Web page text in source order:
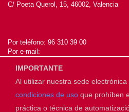
C/ Poeta Querol, 15, 46002, Valencia
Por teléfono: 96 310 39 00
Por e-mail:
© 2026Cámara de Valencia
IMPORTANTE
Al utilizar nuestra sede
condiciones de uso que prohíben
práctica o técnica de